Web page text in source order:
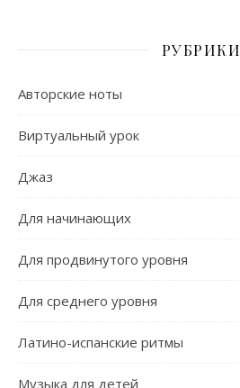
РУБРИКИ
Авторские ноты
Виртуальный урок
Джаз
Для начинающих
Для продвинутого уровня
Для среднего уровня
Латино-испанские ритмы
Музыка для детей